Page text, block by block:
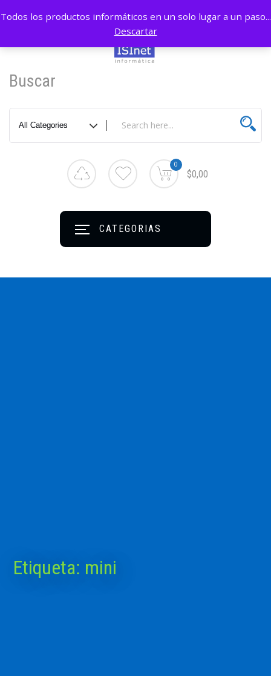
Buscar
0
$0,00
CATEGORIAS
Etiqueta: mini
Todos los productos informáticos en un solo lugar a un paso...
Descartar